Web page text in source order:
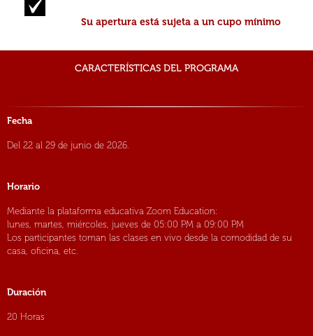
Su apertura está sujeta a un cupo mínimo
CARACTERÍSTICAS DEL PROGRAMA
Fecha
Del 22 al 29 de junio de 2026.
Horario
Mediante la plataforma educativa Zoom Education:
lunes, martes, miércoles, jueves de 05:00 PM a 09:00 PM
Los participantes toman las clases en vivo desde la comodidad de su
casa, oficina, etc.
Duración
20 Horas